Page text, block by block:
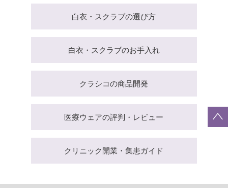
白衣・スクラブの選び方
白衣・スクラブのお手入れ
クラシコの商品開発
医療ウェアの評判・レビュー
クリニック開業・集患ガイド